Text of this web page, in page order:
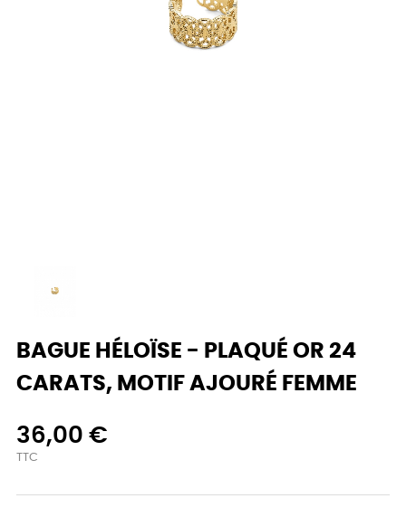
BAGUE HÉLOÏSE - PLAQUÉ OR 24
CARATS, MOTIF AJOURÉ FEMME
36,00 €
TTC